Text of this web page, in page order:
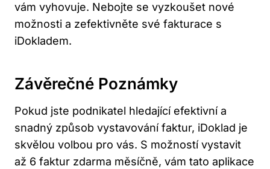
vám vyhovuje. Nebojte se vyzkoušet nové
možnosti a zefektivněte své fakturace s
iDokladem.
Závěrečné Poznámky
Pokud jste podnikatel hledající efektivní a
snadný způsob vystavování faktur, iDoklad je
skvělou volbou pro vás. S možností vystavit
až 6 faktur zdarma měsíčně, vám tato aplikace